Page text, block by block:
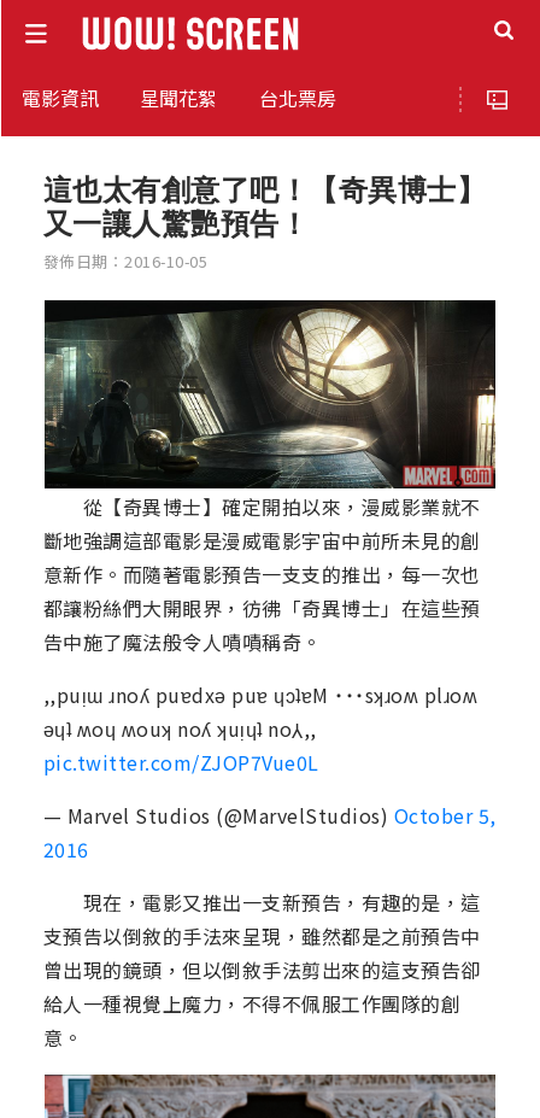
電影資訊 星聞花絮 台北票房
這也太有創意了吧！【奇異博士】
又一讓人驚艷預告！
發佈日期：2016-10-05
從【奇異博士】確定開拍以來，漫威影業就不
斷地強調這部電影是漫威電影宇宙中前所未見的創
意新作。而隨著電影預告一支支的推出，每一次也
都讓粉絲們大開眼界，彷彿「奇異博士」在這些預
告中施了魔法般令人嘖嘖稱奇。
,,puᴉɯ ɹnoʎ puɐdxǝ puɐ ɥɔʇɐM ˙˙˙sʞɹoʍ plɹoʍ
ǝɥʇ ʍoɥ ʍouʞ noʎ ʞuᴉɥʇ no⅄,,
pic.twitter.com/ZJOP7Vue0L
— Marvel Studios (@MarvelStudios) October 5,
2016
現在，電影又推出一支新預告，有趣的是，這
支預告以倒敘的手法來呈現，雖然都是之前預告中
曾出現的鏡頭，但以倒敘手法剪出來的這支預告卻
給人一種視覺上魔力，不得不佩服工作團隊的創
意。